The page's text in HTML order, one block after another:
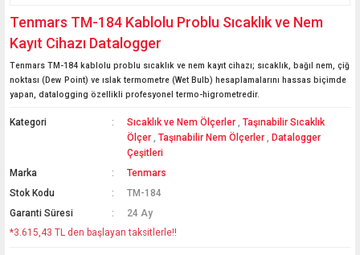
Tenmars TM-184 Kablolu Problu Sıcaklık ve Nem
Kayıt Cihazı Datalogger
Tenmars TM-184 kablolu problu sıcaklık ve nem kayıt cihazı; sıcaklık, bağıl nem, çiğ
noktası (Dew Point) ve ıslak termometre (Wet Bulb) hesaplamalarını hassas biçimde
yapan, datalogging özellikli profesyonel termo-higrometredir.
Kategori Sıcaklık ve Nem Ölçerler ,Taşınabilir Sıcaklık
Ölçer ,Taşınabilir Nem Ölçerler , Datalogger
Çeşitleri
Marka
Tenmars
Stok Kodu
TM-184
Garanti Süresi
24 Ay
*3.615,43 TL den başlayan taksitlerle!!